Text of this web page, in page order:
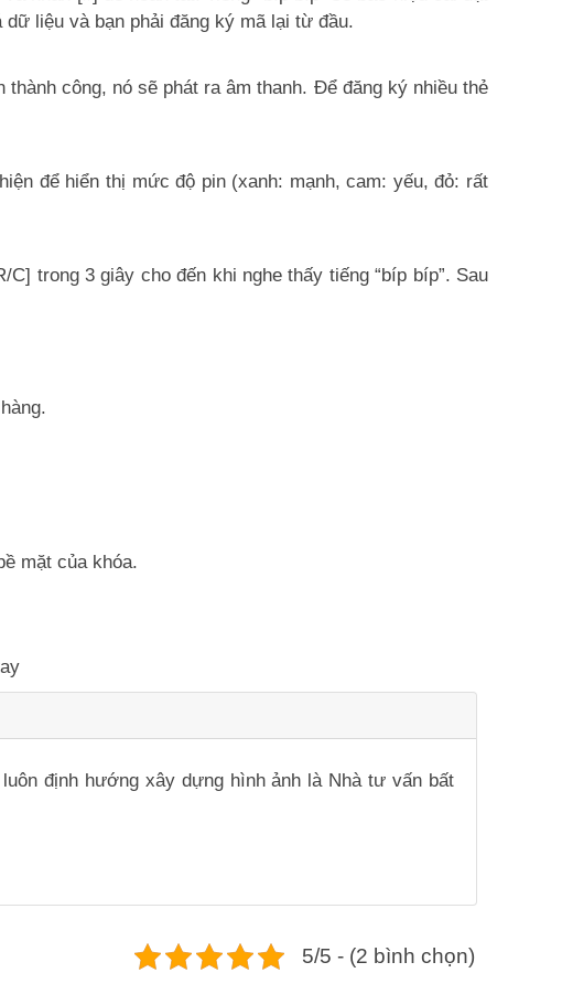
liệu và bạn phải đăng ký mã lại từ đầu.
công, nó sẽ phát ra âm thanh. Để đăng ký nhiều thẻ
để hiển thị mức độ pin (xanh: mạnh, cam: yếu, đỏ: rất
trong 3 giây cho đến khi nghe thấy tiếng “bíp bíp”. Sau
mặt của khóa.
định hướng xây dựng hình ảnh là Nhà tư vấn bất
5/5 - (2 bình chọn)